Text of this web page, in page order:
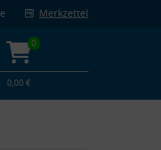
Merkzettel
0
0,00 €